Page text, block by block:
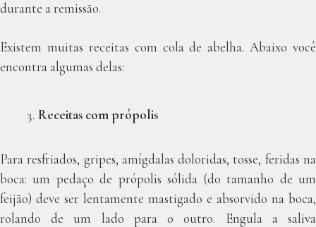
durante a remissão.
Existem muitas receitas com cola de abelha. Abaixo você
encontra algumas delas:
Receitas com própolis
Para resfriados, gripes, amígdalas doloridas, tosse, feridas na
boca: um pedaço de própolis sólida (do tamanho de um
feijão) deve ser lentamente mastigado e absorvido na boca,
rolando de um lado para o outro. Engula a saliva